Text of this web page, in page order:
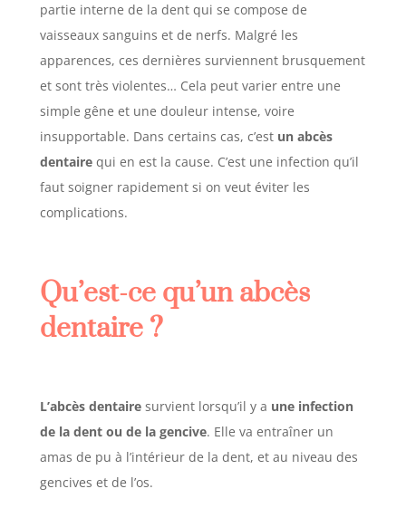
partie interne de la dent qui se compose de
vaisseaux sanguins et de nerfs. Malgré les
apparences, ces dernières surviennent brusquement
et sont très violentes… Cela peut varier entre une
simple gêne et une douleur intense, voire
insupportable. Dans certains cas, c’est un abcès
dentairequi en est la cause. C’est une infection qu’il
faut soigner rapidement si on veut éviter les
complications.
Qu’est-ce qu’un abcès
dentaire ?
L’abcès dentairesurvient lorsqu’il y a une infection
de la dent ou de la gencive. Elle va entraîner un
amas de pu à l’intérieur de la dent, et au niveau des
gencives et de l’os.